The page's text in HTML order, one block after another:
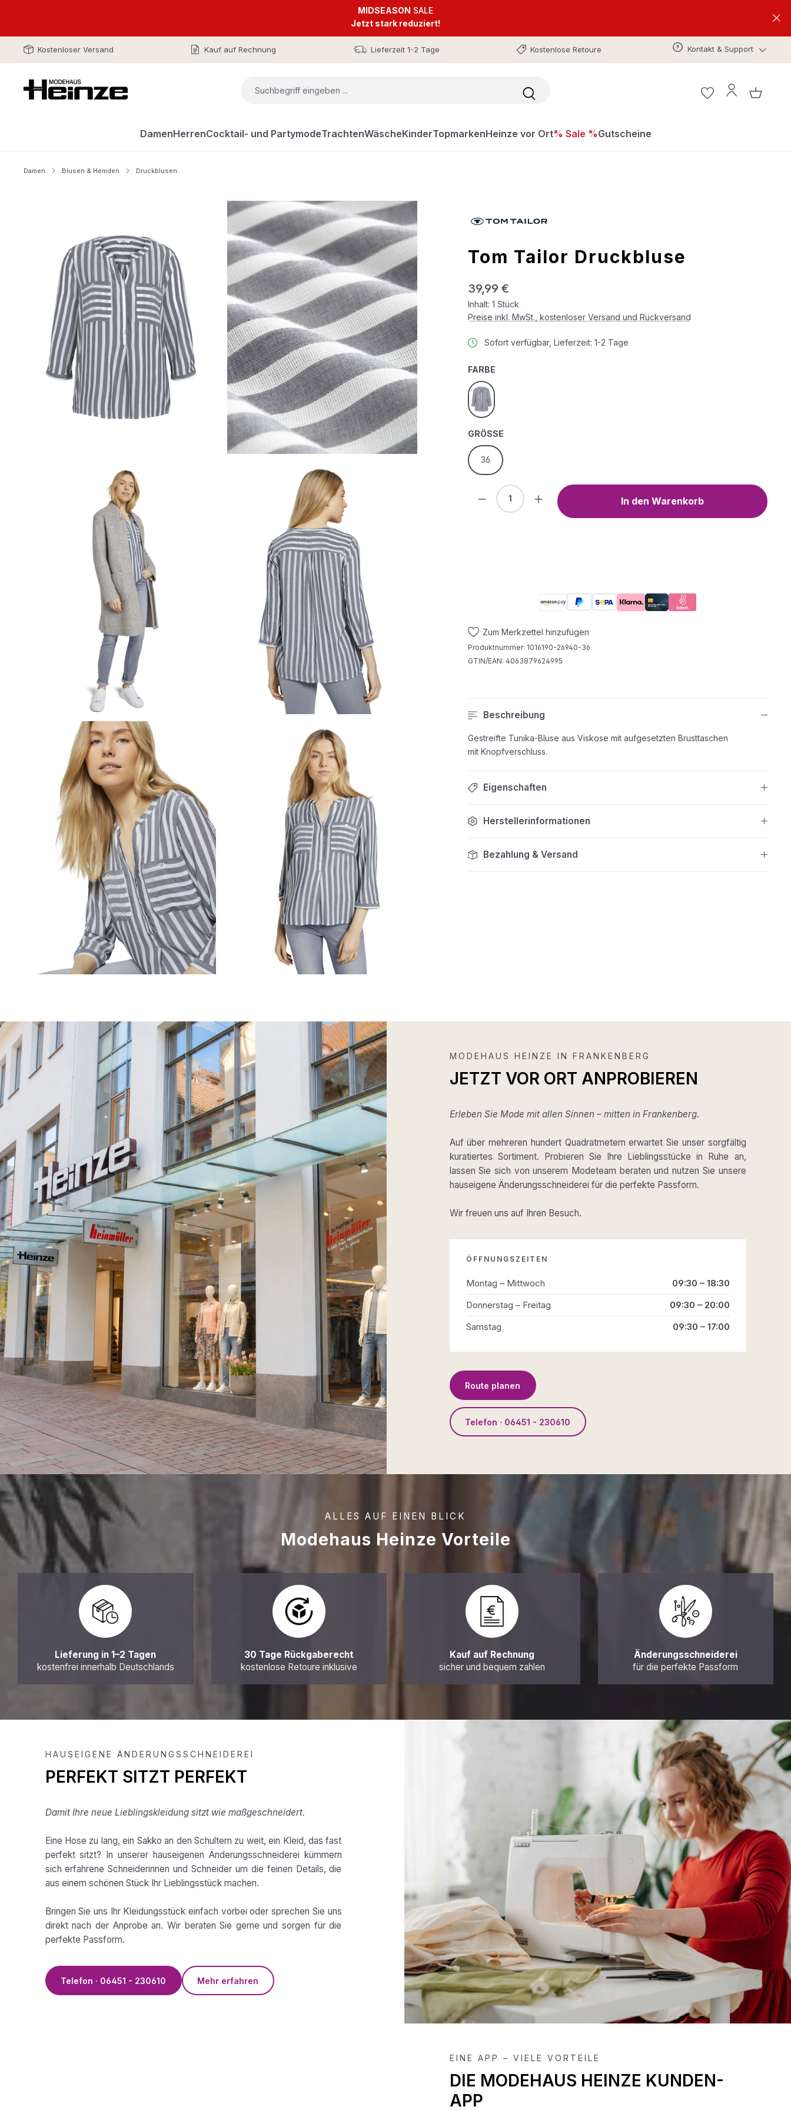
MIDSEASON SALE
Jetzt stark reduziert!
Kostenloser Versand Kauf auf Rechnung Lieferzeit 1-2 Tage Kostenlose Retoure Kontakt & Support
DamenHerrenCocktail- und PartymodeTrachtenWäscheKinderTopmarkenHeinze vor Ort% Sale %Gutscheine
Damen Blusen & Hemden Druckblusen
Tom Tailor Druckbluse
Regulärer Preis:
39,99 €
Inhalt: 1 Stück
Preise inkl. MwSt., kostenloser Versand und Rückversand
Sofort verfügbar, Lieferzeit: 1-2 Tage
FARBEAUSWÄHLEN
offwhite navy vertical stripe
GRÖSSE AUSWÄHLEN
36
Produkt Anzahl: Gib den gewünschten Wert
In den Warenkorb
Zum Merkzettel hinzufügen
Produktnummer: 1016190-26940-36
GTIN/EAN: 4063879624995
Beschreibung
Gestreifte Tunika-Bluse aus Viskose mit aufgesetzten Brusttaschen
mit Knopfverschluss.
Eigenschaften
Herstellerinformationen
Bezahlung & Versand
MODEHAUS HEINZE IN FRANKENBERG
JETZT VOR ORT ANPROBIEREN
Erleben Sie Mode mit allen Sinnen – mitten in Frankenberg.
Auf über mehreren hundert Quadratmetern erwartet Sie unser sorgfältig
kuratiertes Sortiment. Probieren Sie Ihre Lieblingsstücke in Ruhe an,
lassen Sie sich von unserem Modeteam beraten und nutzen Sie unsere
hauseigene Änderungsschneiderei für die perfekte Passform.
Wir freuen uns auf Ihren Besuch.
ÖFFNUNGSZEITEN
Montag – Mittwoch
09:30 – 18:30
Donnerstag – Freitag
09:30 – 20:00
Samstag
09:30 – 17:00
Route planen
Telefon · 06451 - 230610
ALLES AUF EINEN BLICK
Modehaus Heinze Vorteile
Lieferung in 1–2 Tagen
kostenfrei innerhalb Deutschlands
30 Tage Rückgaberecht
kostenlose Retoure inklusive
Kauf auf Rechnung
sicher und bequem zahlen
Änderungsschneiderei
für die perfekte Passform
HAUSEIGENE ÄNDERUNGSSCHNEIDEREI
PERFEKT SITZT PERFEKT
Damit Ihre neue Lieblingskleidung sitzt wie maßgeschneidert.
Eine Hose zu lang, ein Sakko an den Schultern zu weit, ein Kleid, das fast
perfekt sitzt? In unserer hauseigenen Änderungsschneiderei kümmern
sich erfahrene Schneiderinnen und Schneider um die feinen Details, die
aus einem schönen Stück Ihr Lieblingsstück machen.
Bringen Sie uns Ihr Kleidungsstück einfach vorbei oder sprechen Sie uns
direkt nach der Anprobe an. Wir beraten Sie gerne und sorgen für die
perfekte Passform.
Telefon · 06451 - 230610 Mehr erfahren
EINE APP – VIELE VORTEILE
DIE MODEHAUS HEINZE KUNDEN-
APP